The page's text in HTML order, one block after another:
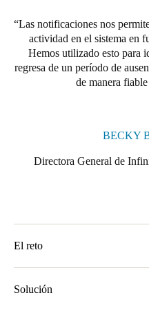
Las notificaciones nos
actividad en el sistema en
Hemos utilizado esto para
regresa de un período de
de manera
BECKY
Directora General de
El reto
servicio al cliente excepcional
comunitarios, The Student
Solución